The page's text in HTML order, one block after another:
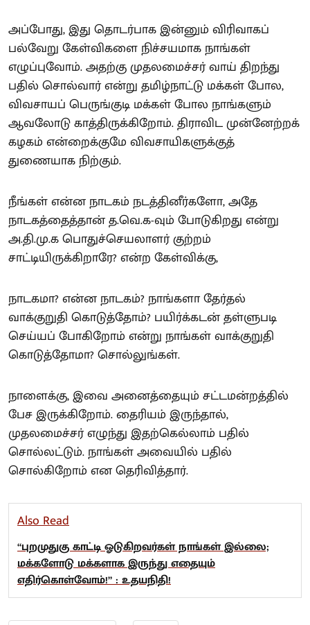
அப்போது, இது தொடர்பாக இன்னும் விரிவாகப்
பல்வேறு கேள்விகளை நிச்சயமாக நாங்கள்
எழுப்புவோம். அதற்கு முதலமைச்சர் வாய் திறந்து
பதில் சொல்வார் என்று தமிழ்நாட்டு மக்கள் போல,
விவசாயப் பெருங்குடி மக்கள் போல நாங்களும்
ஆவலோடு காத்திருக்கிறோம். திராவிட முன்னேற்றக்
கழகம் என்றைக்குமே விவசாயிகளுக்குத்
துணையாக நிற்கும்.
நீங்கள் என்ன நாடகம் நடத்தினீர்களோ, அதே
நாடகத்தைத்தான் த.வெ.க-வும் போடுகிறது என்று
அ.தி.மு.க பொதுச்செயலாளர் குற்றம்
சாட்டியிருக்கிறாரே? என்ற கேள்விக்கு,
நாடகமா? என்ன நாடகம்? நாங்களா தேர்தல்
வாக்குறுதி கொடுத்தோம்? பயிர்க்கடன் தள்ளுபடி
செய்யப் போகிறோம் என்று நாங்கள் வாக்குறுதி
கொடுத்தோமா? சொல்லுங்கள்.
நாளைக்கு, இவை அனைத்தையும் சட்டமன்றத்தில்
பேச இருக்கிறோம். தைரியம் இருந்தால்,
முதலமைச்சர் எழுந்து இதற்கெல்லாம் பதில்
சொல்லட்டும். நாங்கள் அவையில் பதில்
சொல்கிறோம் என தெரிவித்தார்.
Also Read
“புறமுதுகு காட்டி ஓடுகிறவர்கள் நாங்கள் இல்லை;
மக்களோடு மக்களாக இருந்து எதையும்
எதிர்கொள்வோம்!” : உதயநிதி!